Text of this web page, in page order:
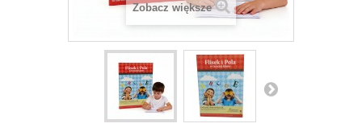
Zobacz większe